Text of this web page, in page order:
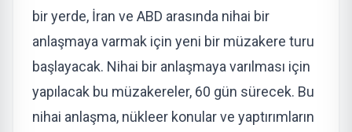
bir yerde, İran ve ABD arasında nihai bir
anlaşmaya varmak için yeni bir müzakere turu
başlayacak. Nihai bir anlaşmaya varılması için
yapılacak bu müzakereler, 60 gün sürecek. Bu
nihai anlaşma, nükleer konular ve yaptırımların